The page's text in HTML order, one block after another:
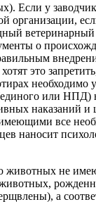
Если у
организации,
о
это
необходимо
или НПД)
наказаний
все
наносит
животных не
а